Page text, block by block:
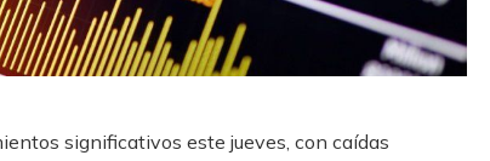
significativos este jueves, con caídas